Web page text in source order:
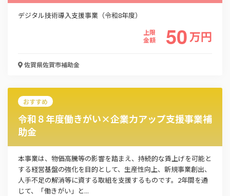
デジタル技術導入支援事業（令和8年度）
上限
金額
50万円
佐賀県佐賀市補助金
おすすめ
令和８年度働きがい×企業力アップ支援事業補
助金
本事業は、物価高騰等の影響を踏まえ、持続的な賃上げを可能と
する経営基盤の強化を目的として、生産性向上、新規事業創出、
人手不足の解消等に資する取組を支援するものです。2年間を通
じて、「働きがい」と...